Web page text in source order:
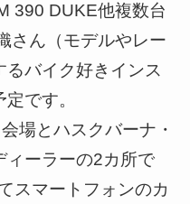
390 DUKE他複数台
さん（モデルやレー
バイク好きインス
です。
場とハスクバーナ・
ィーラーの2カ所で
スマートフォンのカ